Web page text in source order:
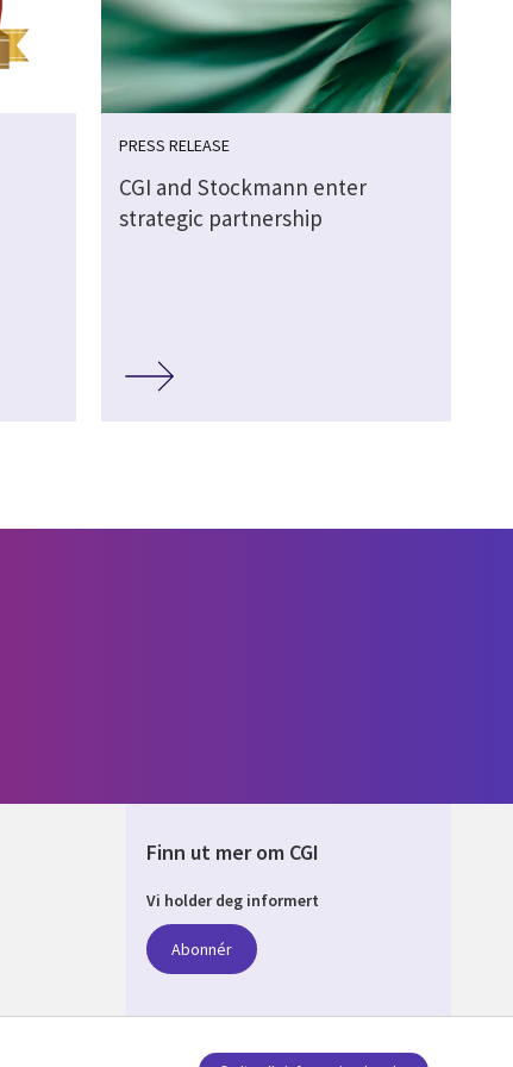
PRESS RELEASE
CGI and Stockmann enter
strategic partnership
Finn ut mer om CGI
Vi holder deg informert
Abonnér